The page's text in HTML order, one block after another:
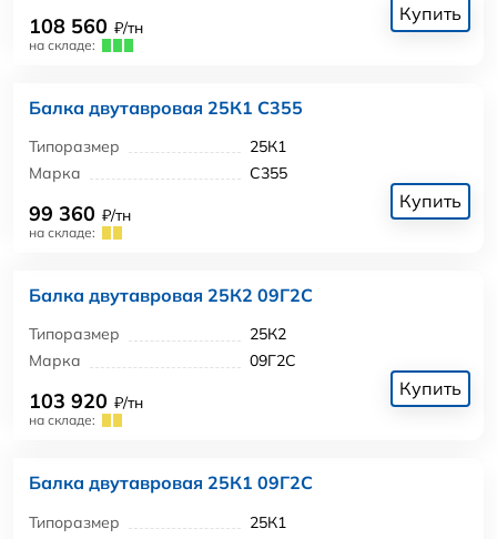
108 560 ₽/тн
на складе:
Купить
Балка двутавровая 25К1 С355
Типоразмер
25К1
Марка
С355
99 360 ₽/тн
на складе:
Купить
Балка двутавровая 25К2 09Г2С
Типоразмер
25К2
Марка
09Г2С
103 920 ₽/тн
на складе:
Купить
Балка двутавровая 25К1 09Г2С
Типоразмер
25К1